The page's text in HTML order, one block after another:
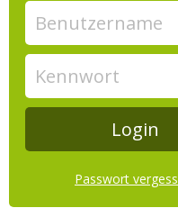
Passwort